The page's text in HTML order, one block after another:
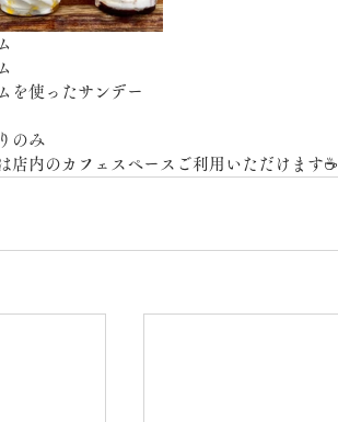
を使ったサンデー
のみ
店内のカフェスペースご利用いただけます☕️